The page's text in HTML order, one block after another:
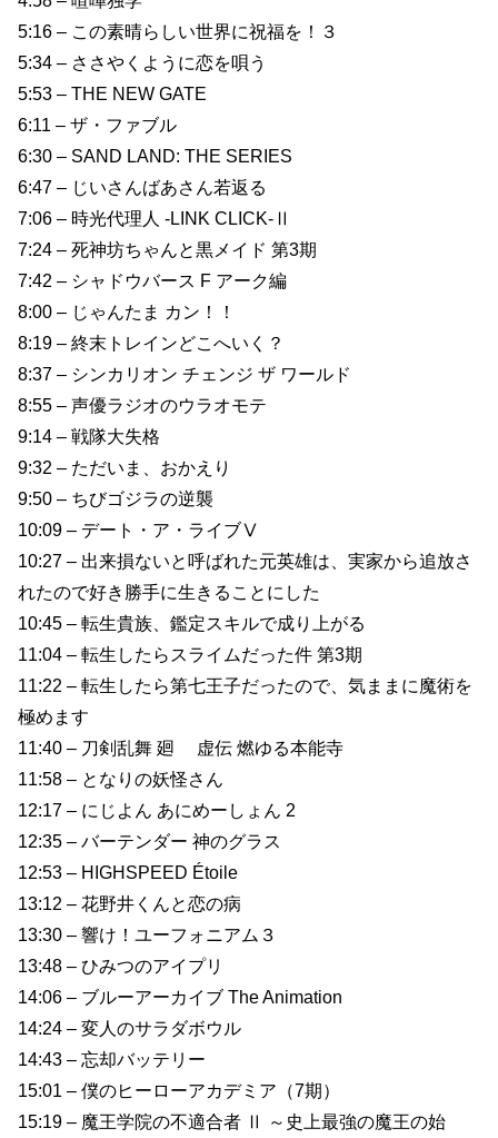
5:16 – この素晴らしい世界に祝福を！３
5:34 – ささやくように恋を唄う
5:53 – THE NEW GATE
6:11 – ザ・ファブル
6:30 – SAND LAND: THE SERIES
6:47 – じいさんばあさん若返る
7:06 – 時光代理人 -LINK CLICK-Ⅱ
7:24 – 死神坊ちゃんと黒メイド 第3期
7:42 – シャドウバース F アーク編
8:00 – じゃんたま カン！！
8:19 – 終末トレインどこへいく？
8:37 – シンカリオン チェンジ ザ ワールド
8:55 – 声優ラジオのウラオモテ
9:14 – 戦隊大失格
9:32 – ただいま、おかえり
9:50 – ちびゴジラの逆襲
10:09 – デート・ア・ライブⅤ
10:27 – 出来損ないと呼ばれた元英雄は、実家から追放さ
れたので好き勝手に生きることにした
10:45 – 転生貴族、鑑定スキルで成り上がる
11:04 – 転生したらスライムだった件 第3期
11:22 – 転生したら第七王子だったので、気ままに魔術を
極めます
11:40 – 刀剣乱舞 廻 虚伝 燃ゆる本能寺
11:58 – となりの妖怪さん
12:17 – にじよん あにめーしょん 2
12:35 – バーテンダー 神のグラス
12:53 – HIGHSPEED Étoile
13:12 – 花野井くんと恋の病
13:30 – 響け！ユーフォニアム３
13:48 – ひみつのアイプリ
14:06 – ブルーアーカイブ The Animation
14:24 – 変人のサラダボウル
14:43 – 忘却バッテリー
15:01 – 僕のヒーローアカデミア（7期）
15:19 – 魔王学院の不適合者 Ⅱ ～史上最強の魔王の始